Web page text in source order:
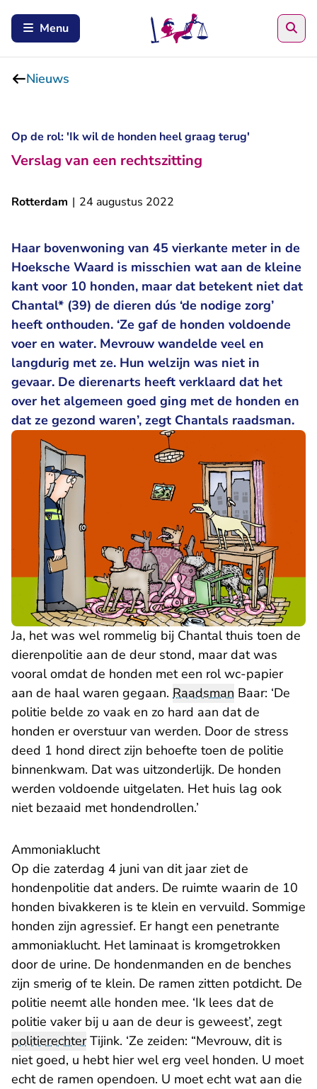
Menu
Nieuws
Op de rol: 'Ik wil de honden heel graag terug'
Verslag van een rechtszitting
Rotterdam | 24 augustus 2022
Haar bovenwoning van 45 vierkante meter in de
Hoeksche Waard is misschien wat aan de kleine
kant voor 10 honden, maar dat betekent niet dat
Chantal* (39) de dieren dús ‘de nodige zorg’
heeft onthouden. ‘Ze gaf de honden voldoende
voer en water. Mevrouw wandelde veel en
langdurig met ze. Hun welzijn was niet in
gevaar. De dierenarts heeft verklaard dat het
over het algemeen goed ging met de honden en
dat ze gezond waren’, zegt Chantals raadsman.
Ja, het was wel rommelig bij Chantal thuis toen de
dierenpolitie aan de deur stond, maar dat was
vooral omdat de honden met een rol wc-papier
aan de haal waren gegaan. Raadsman Baar: ‘De
politie belde zo vaak en zo hard aan dat de
honden er overstuur van werden. Door de stress
deed 1 hond direct zijn behoefte toen de politie
binnenkwam. Dat was uitzonderlijk. De honden
werden voldoende uitgelaten. Het huis lag ook
niet bezaaid met hondendrollen.’
Ammoniaklucht
Op die zaterdag 4 juni van dit jaar ziet de
hondenpolitie dat anders. De ruimte waarin de 10
honden bivakkeren is te klein en vervuild. Sommige
honden zijn agressief. Er hangt een penetrante
ammoniaklucht. Het laminaat is kromgetrokken
door de urine. De hondenmanden en de benches
zijn smerig of te klein. De ramen zitten potdicht. De
politie neemt alle honden mee. ‘Ik lees dat de
politie vaker bij u aan de deur is geweest’, zegt
politierechterTijink. ‘Ze zeiden: “Mevrouw, dit is
niet goed, u hebt hier wel erg veel honden. U moet
echt de ramen opendoen. U moet echt wat aan die